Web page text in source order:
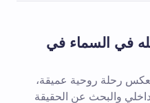
في السماء في
رحلة روحية عميقة،
والبحث عن الحقيقة